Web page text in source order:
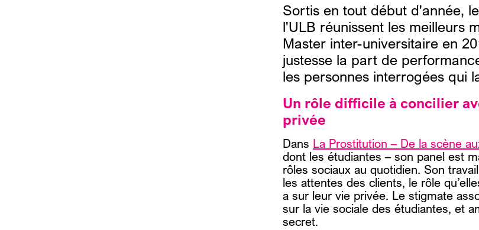
Sortis en tout début d'année,
l'ULB réunissent les meilleurs
Master inter-universitaire en
justesse la part de
les personnes interrogées qui
Un rôle difficile à concilier
privée
Dans La Prostitution – De la scène
dont les étudiantes – son panel est
rôles sociaux au quotidien. Son
les attentes des clients, le rôle
a sur leur vie privée. Le stigmate
sur la vie sociale des étudiantes, et
secret.